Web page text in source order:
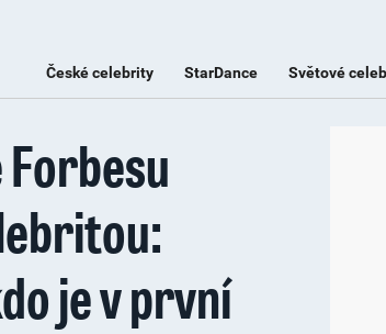
České celebrity StarDance Světové
je v první